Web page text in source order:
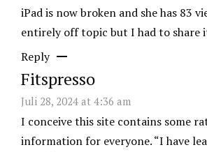
iPad is now broken and she has 83
entirely off topic but I had to share
Reply
Fitspresso
Juli 28, 2024 at 4:36 am
I conceive this site contains some
information for everyone. “I have